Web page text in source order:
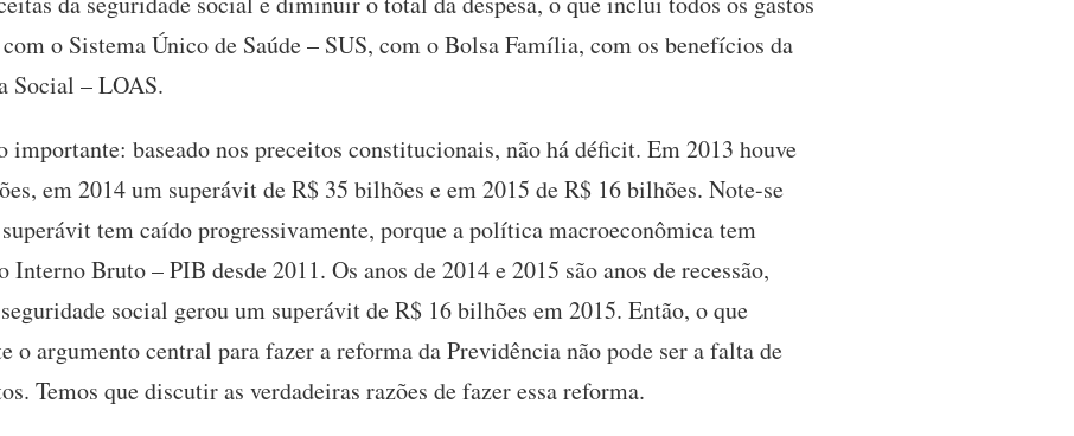
o Sistema Único de Saúde – SUS, com o Bolsa Família, com os benefícios da
Social – LOAS.
baseado nos preceitos constitucionais, não há déficit. Em 2013 houve
em 2014 um superávit de R$ 35 bilhões e em 2015 de R$ 16 bilhões. Note-se
tem caído progressivamente, porque a política macroeconômica tem
Bruto – PIB desde 2011. Os anos de 2014 e 2015 são anos de recessão,
social gerou um superávit de R$ 16 bilhões em 2015. Então, o que
o argumento central para fazer a reforma da Previdência não pode ser a falta de
Temos que discutir as verdadeiras razões de fazer essa reforma.